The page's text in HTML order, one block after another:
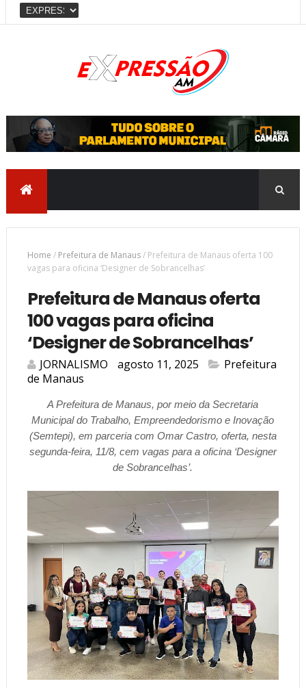
Home / Prefeitura de Manaus/ Prefeitura de Manaus oferta 100
vagas para oficina ‘Designer de Sobrancelhas’
Prefeitura de Manaus oferta
100 vagas para oficina
‘Designer de Sobrancelhas’
JORNALISMO agosto 11, 2025
Prefeitura
de Manaus
A Prefeitura de Manaus, por meio da Secretaria
Municipal do Trabalho, Empreendedorismo e Inovação
(Semtepi), em parceria com Omar Castro, oferta, nesta
segunda-feira, 11/8, cem vagas para a oficina ‘Designer
de Sobrancelhas’.